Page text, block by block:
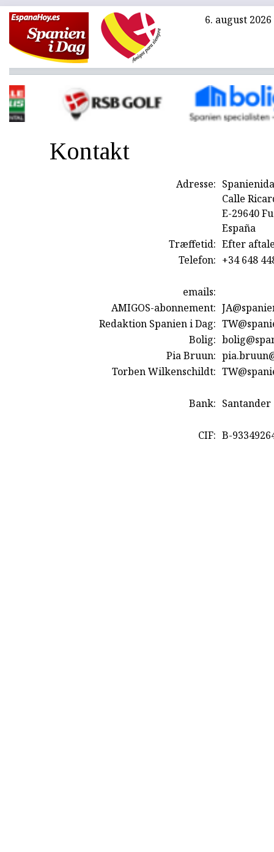
6. august 2026
Kontakt
Adresse:
Calle
E-29640
España
Træffetid: Efter
Telefon: +34 648
emails:
AMIGOS-abonnement:
Redaktion Spanien i Dag:
Bolig:
Pia Bruun:
Torben Wilkenschildt:
Bank: Santander
CIF: B-